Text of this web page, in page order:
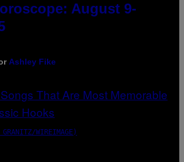
August 9-
Ashley Fike
WIREIMAGE)